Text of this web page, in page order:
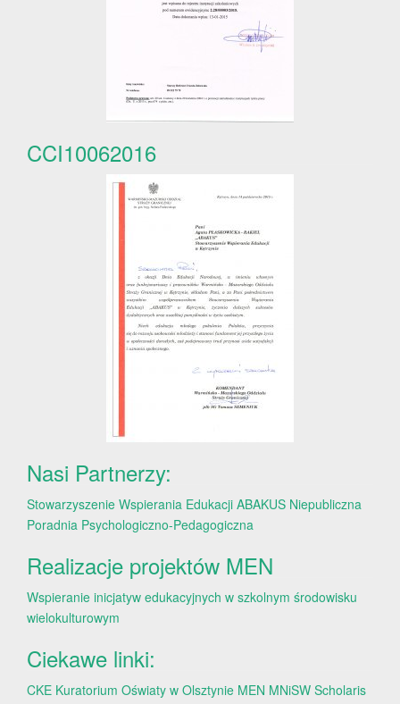
CCI10062016
Nasi Partnerzy:
Stowarzyszenie Wspierania Edukacji ABAKUS Niepubliczna
Poradnia Psychologiczno-Pedagogiczna
Realizacje projektów MEN
Wspieranie inicjatyw edukacyjnych w szkolnym środowisku
wielokulturowym
Ciekawe linki:
CKE Kuratorium Oświaty w Olsztynie MEN MNiSW Scholaris